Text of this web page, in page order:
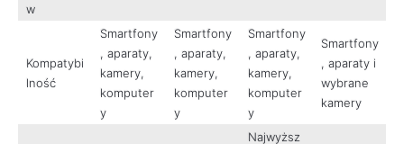
w
Kompatybi
lność
Smartfony
, aparaty,
kamery,
komputer
y
Smartfony
, aparaty,
kamery,
komputer
y
Smartfony
, aparaty,
kamery,
komputer
y
Smartfony
, aparaty i
wybrane
kamery
Najwyższ